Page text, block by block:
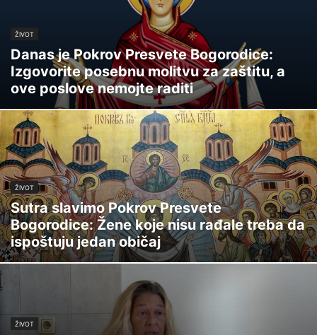
ŽIVOT
Danas je Pokrov Presvete Bogorodice:
Izgovorite posebnu molitvu za zaštitu, a
ove poslove nemojte raditi
ŽIVOT
Sutra slavimo Pokrov Presvete
Bogorodice: Žene koje nisu rađale treba da
ispoštuju jedan običaj
ŽIVOT